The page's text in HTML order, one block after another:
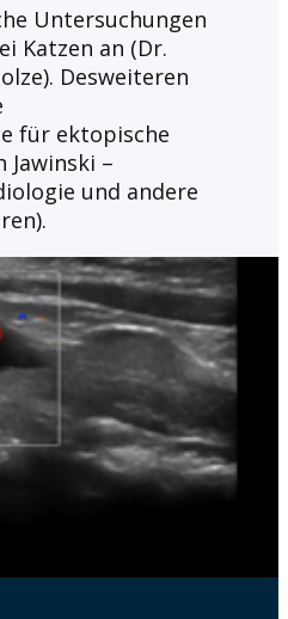
Untersuchungen
Katzen an (Dr.
Desweiteren
für ektopische
Jawinski –
und andere